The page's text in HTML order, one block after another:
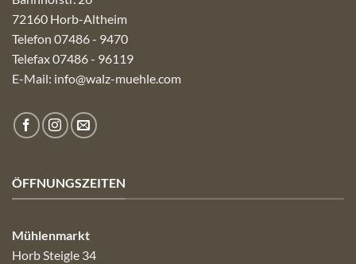
72160 Horb-Altheim
Telefon 07486 - 9470
Telefax 07486 - 96119
E-Mail: info@walz-muehle.com
ÖFFNUNGSZEITEN
Mühlenmarkt
Horb Steigle 34